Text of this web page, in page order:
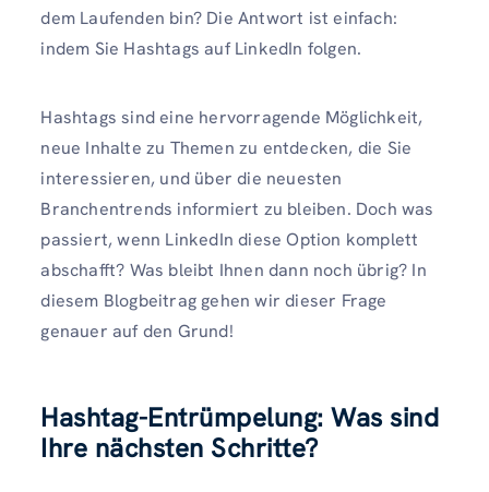
dem Laufenden bin? Die Antwort ist einfach:
indem Sie Hashtags auf LinkedIn folgen.
Hashtags sind eine hervorragende Möglichkeit,
neue Inhalte zu Themen zu entdecken, die Sie
interessieren, und über die neuesten
Branchentrends informiert zu bleiben. Doch was
passiert, wenn LinkedIn diese Option komplett
abschafft? Was bleibt Ihnen dann noch übrig? In
diesem Blogbeitrag gehen wir dieser Frage
genauer auf den Grund!
Hashtag-Entrümpelung: Was sind
Ihre nächsten Schritte?